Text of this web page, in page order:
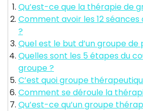
Qu’est-ce que la thérapie de
Comment avoir les 12
?
Quel est le but d’un groupe de
Quelles sont les 5 étapes du
groupe ?
C’est quoi groupe
Comment se déroule la
Qu’est-ce qu’un groupe